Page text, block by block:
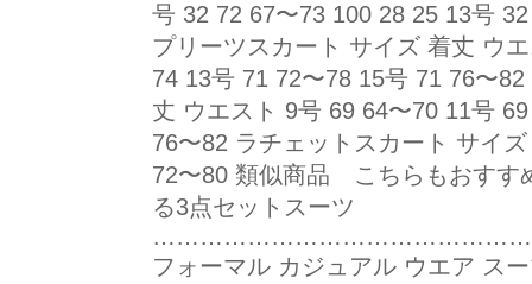
号 32 72 67〜73 100 28 25 13号
プリーツスカート サイズ 着丈 ウ
74 13号 71 72〜78 15号 71 76〜
丈 ウエスト 9号 69 64〜70 11号
76〜82 ラチェットスカート サイ
72〜80 類似商品 こちらもおすす
る3点セットスーツ
フォーマル カジュアル ウエア ス